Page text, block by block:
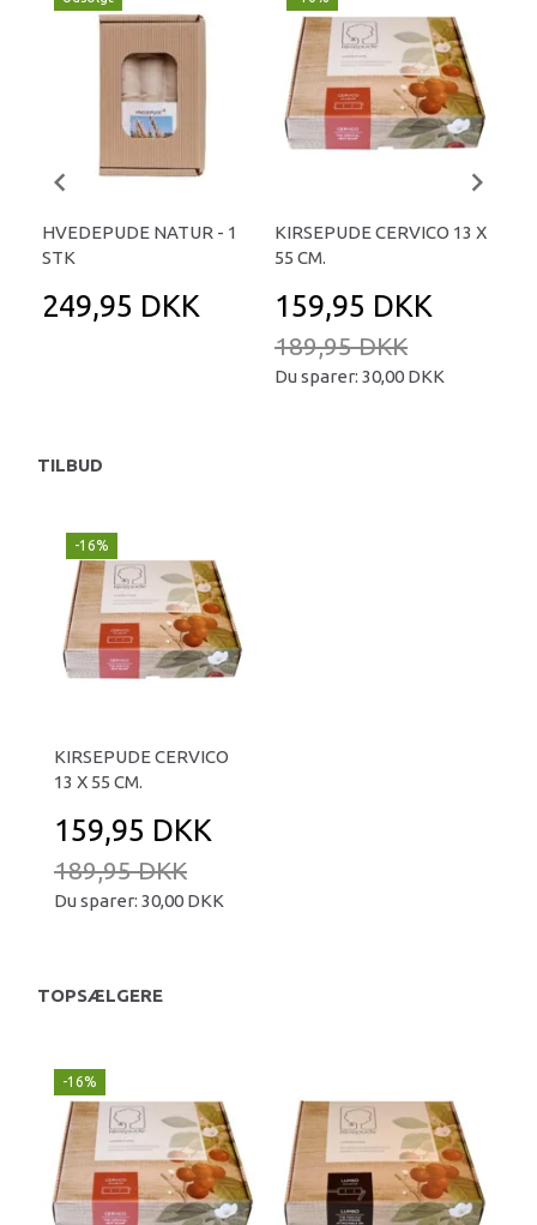
HVEDEPUDE NATUR - 1
STK
249,95 DKK
KIRSEPUDE CERVICO 13 X
55 CM.
159,95 DKK
189,95 DKK
Du sparer: 30,00 DKK
TILBUD
-16%
KIRSEPUDE CERVICO
13 X 55 CM.
159,95 DKK
189,95 DKK
Du sparer: 30,00 DKK
TOPSÆLGERE
-16%